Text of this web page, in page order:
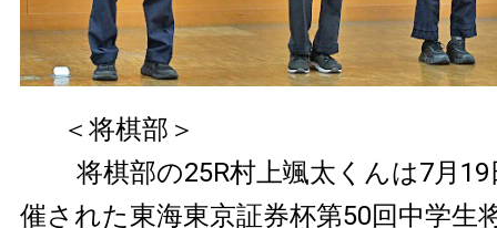
＜将棋部＞
将棋部の25R村上颯太くんは7月
催された東海東京証券杯第50回中学生